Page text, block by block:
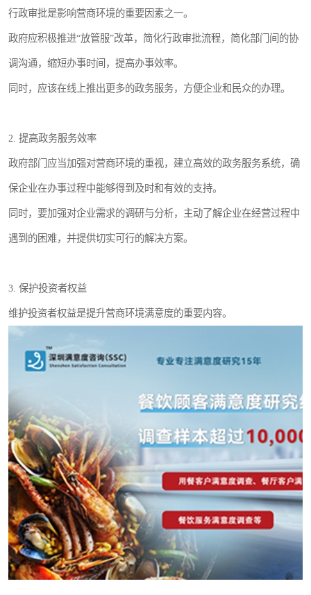
行政审批是影响营商环境的重要因素之一。
政府应积极推进“放管服”改革，简化行政审批流程，简化部门间的协
调沟通，缩短办事时间，提高办事效率。
同时，应该在线上推出更多的政务服务，方便企业和民众的办理。
2. 提高政务服务效率
政府部门应当加强对营商环境的重视，建立高效的政务服务系统，确
保企业在办事过程中能够得到及时和有效的支持。
同时，要加强对企业需求的调研与分析，主动了解企业在经营过程中
遇到的困难，并提供切实可行的解决方案。
3. 保护投资者权益
维护投资者权益是提升营商环境满意度的重要内容。